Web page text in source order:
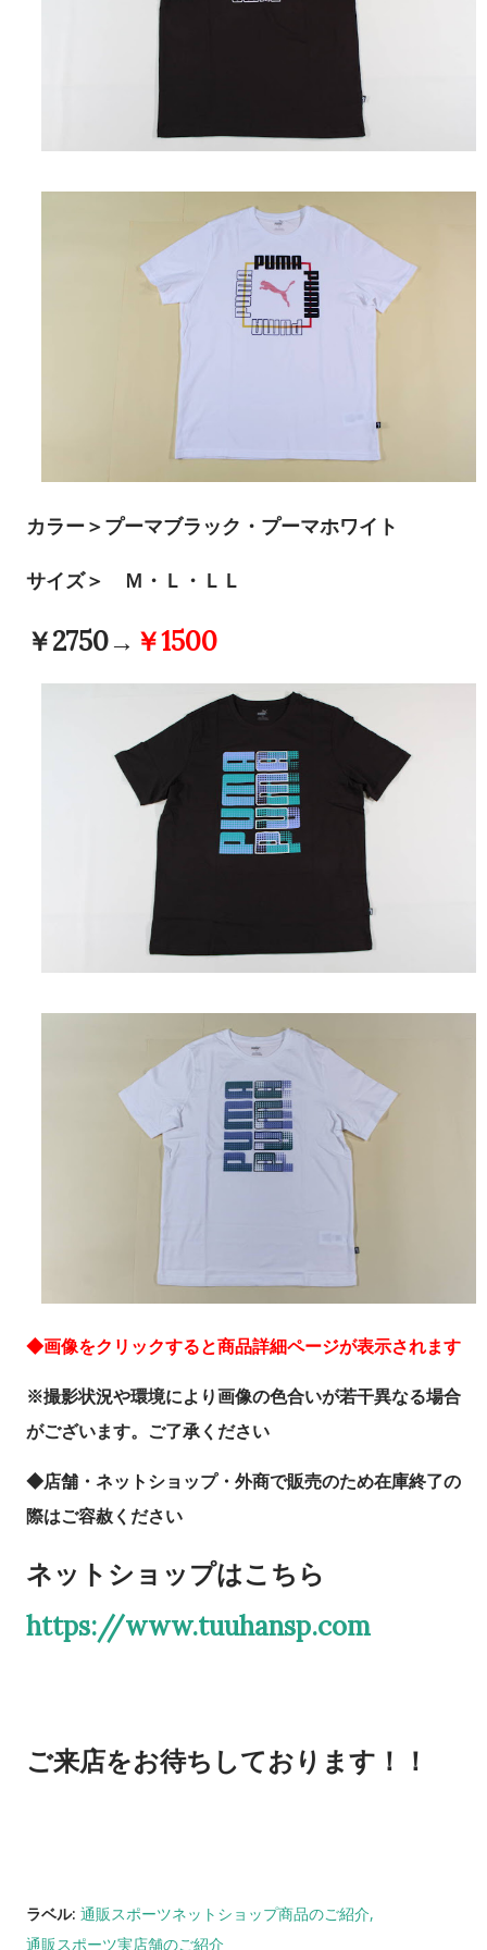
カラー＞プーマブラック・プーマホワイト
サイズ＞ Ｍ・Ｌ・ＬＬ
￥2750→ ￥1500
◆画像をクリックすると商品詳細ページが表示されます
※撮影状況や環境により画像の色合いが若干異なる場合
がございます。ご了承ください
◆店舗・ネットショップ・外商で販売のため在庫終了の
際はご容赦ください
ネットショップはこちら
https://www.tuuhansp.com
ご来店をお待ちしております！！
ラベル: 通販スポーツネットショップ商品のご紹介
通販スポーツ実店舗のご紹介